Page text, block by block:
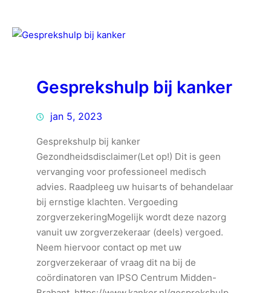
Gesprekshulp bij kanker
jan 5, 2023
Gesprekshulp bij kanker
Gezondheidsdisclaimer(Let op!) Dit is geen
vervanging voor professioneel medisch
advies. Raadpleeg uw huisarts of behandelaar
bij ernstige klachten. Vergoeding
zorgverzekeringMogelijk wordt deze nazorg
vanuit uw zorgverzekeraar (deels) vergoed.
Neem hiervoor contact op met uw
zorgverzekeraar of vraag dit na bij de
coördinatoren van IPSO Centrum Midden-